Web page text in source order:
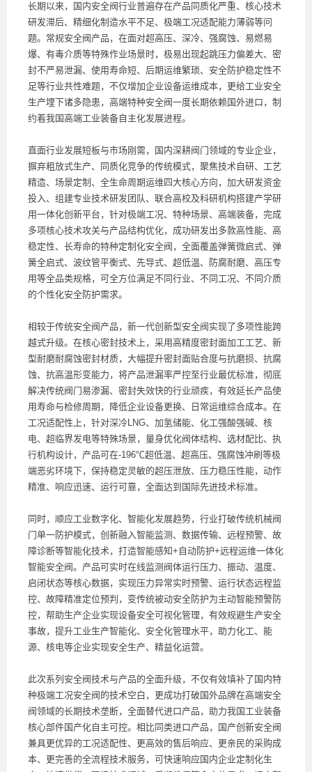
长期以来，国内安全阀行业普遍存在产品同质化严重、核心技术
研发滞后、精细化制造水平不足、极端工况适配能力薄弱等问
题。常规安全阀产品，在面对超高压、深冷、强腐蚀、易燃易
爆、有毒介质等特殊作业场景时，极易出现起跳压力偏差大、密
封不严易泄漏、使用寿命短、后期运维繁琐、安全防护稳定性不
足等行业共性难题，不仅增加企业设备运维成本，更给工业安全
生产埋下诸多隐患，高端特种安全阀一度长期依赖国外进口，制
约着我国高端工业装备自主化发展进程。
直面行业发展短板与市场刚需，国内深耕阀门领域的专业企业，
摒弃粗放式生产、同质化竞争的传统模式，聚焦技术自研、工艺
精造、场景定制、全生命周期运维四大核心方向，加大研发资金
投入、组建专业技术研发团队、联合高校及科研机构搭建产学研
用一体化创新平台，针对极端工况、特种场景、高端装备，完成
多项核心技术攻关与产品结构优化，成功研发出多款高性能、高
稳定性、长寿命的特种定制化安全阀，全面覆盖弹簧微启式、弹
簧全启式、波纹管平衡式、先导式、超低温、防腐耐磨、高压专
用等全品类规格，可全方位满足不同行业、不同工况、不同介质
的个性化安全防护需求。
相较于传统安全阀产品，新一代创新型安全阀实现了多项性能跨
越式升级。在核心密封技术上，采用高精度密封面加工工艺、新
型耐磨耐腐蚀密封材质，大幅提升密封面贴合度与抗磨损、抗腐
蚀、抗高温形变能力，将产品泄漏率严控至行业最优标准，彻底
解决传统阀门易渗漏、密封失效快的行业顽疾，有效延长产品使
用寿命与检修周期，降低企业设备更换、日常运维综合成本。在
工况适配性上，针对深冷LNG、加氢储能、化工强酸强碱、核
电、超临界发电等特殊场景，量身优化阀体结构、选材配比、执
行机构设计，产品可在-196℃超低温、超高压、强腐蚀冲刷等极
端恶劣环境下，保持稳定灵敏的超压泄放、压力稳压性能，动作
精准、响应迅速、运行可靠，全面达到国际先进技术标准。
同时，顺应工业数字化、智能化发展趋势，行业打破传统机械阀
门单一防护模式，创新融入智能监测、数据传输、远程预警、故
障诊断等智能化技术，打造智能感知+自动防护+远程运维一体化
智能安全阀。产品可实时在线监测阀体运行压力、振动、温度、
启闭状态等核心数据，实现压力异常实时预警、运行状态远程监
控、故障精准定位预判，变传统被动安全防护为主动智能预警防
控，帮助生产企业实现设备安全可视化管理，有效规避生产安全
事故，提升工业生产智能化、安全化管理水平，助力化工、能
源、核电等企业实现安全生产、精益化运营。
此次系列安全阀技术与产品的全面升级，不仅有效填补了国内特
种极端工况安全阀的技术空白，更成功打破国外品牌在高端安全
阀领域的长期技术垄断，全面替代进口产品，助力我国工业装备
核心部件国产化自主可控。相比同类进口产品，国产创新安全阀
兼具更优异的工况适配性、更高效的售后响应、更亲民的采购成
本、更完善的全流程技术服务，可快速响应国内企业定制化生